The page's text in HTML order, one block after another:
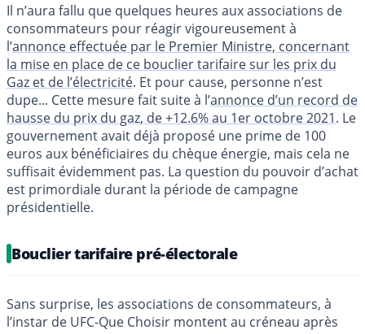
Il n’aura fallu que quelques heures aux associations de
consommateurs pour réagir vigoureusement à
l’annonce effectuée par le Premier Ministre, concernant
la mise en place de ce bouclier tarifaire sur les prix du
Gaz et de l’électricité. Et pour cause, personne n’est
dupe... Cette mesure fait suite à l’annonce d’un record de
hausse du prix du gaz, de +12.6% au 1er octobre 2021. Le
gouvernement avait déjà proposé une prime de 100
euros aux bénéficiaires du chèque énergie, mais cela ne
suffisait évidemment pas. La question du pouvoir d’achat
est primordiale durant la période de campagne
présidentielle.
Bouclier tarifaire pré-électorale
Sans surprise, les associations de consommateurs, à
l’instar de UFC-Que Choisir montent au créneau après